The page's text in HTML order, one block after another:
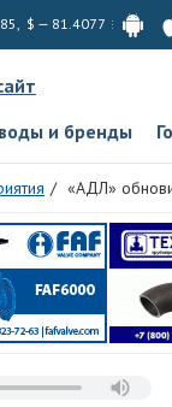
$ — 81.4077
и бренды
«АДЛ»